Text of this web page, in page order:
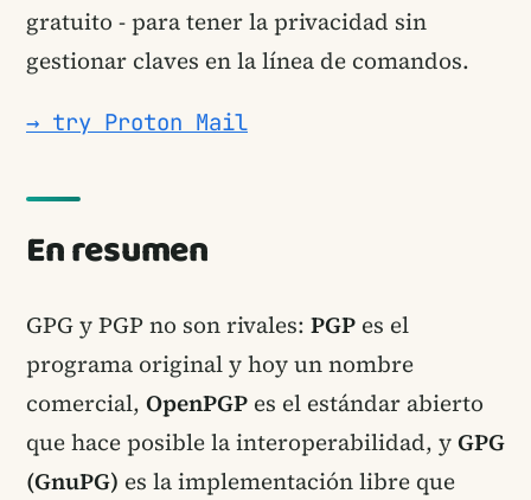
gratuito - para tener la privacidad sin
gestionar claves en la línea de comandos.
→ try Proton Mail
En resumen
GPG y PGP no son rivales: PGP es el
programa original y hoy un nombre
comercial, OpenPGP es el estándar abierto
que hace posible la interoperabilidad, yGPG
(GnuPG) es la implementación libre que